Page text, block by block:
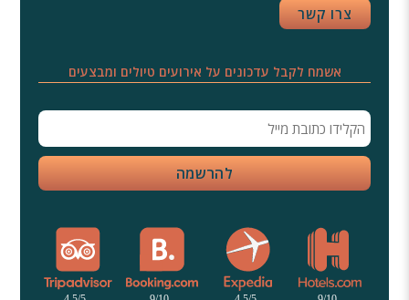
צרו קשר
אשמח לקבל עדכונים על אירועים טיולים ומבצעים